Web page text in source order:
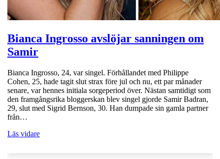
Bianca Ingrosso avslöjar sanningen om
Samir
Bianca Ingrosso, 24, var singel. Förhållandet med Philippe
Cohen, 25, hade tagit slut strax före jul och nu, ett par månader
senare, var hennes initiala sorgeperiod över. Nästan samtidigt som
den framgångsrika bloggerskan blev singel gjorde Samir Badran,
29, slut med Sigrid Bernson, 30. Han dumpade sin gamla partner
från…
Läs vidare